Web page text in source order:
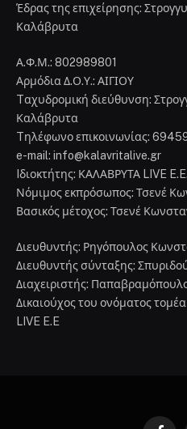
Έδρας της επιχείρησης:
Καλάβρυτα
Α.Φ.Μ.: 802989801
Αρμόδια Δ.Ο.Υ.: ΑΙΓΙΟΥ
Tαχυδρομική διεύθυνση:
Καλάβρυτα
Tηλέφωνο επικοινωνίας:
e-mail: info@kalavritalive.gr
Iδιοκτήτης: ΚΑΛΑΒΡΥΤΑ LIVE E.E.
Νόμιμος εκπρόσωπος: Τσενέ
Βασικός μέτοχος: Τσενέ
Διευθυντής: Ρηγόπουλος
Διευθυντής σύνταξης:
Διαχειριστής:
Δικαιούχος του ονόματος
LIVE E.E